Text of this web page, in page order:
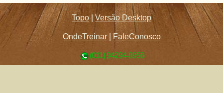
Topo |Versão Desktop
OndeTreinar| FaleConosco
(011) 94294-8956